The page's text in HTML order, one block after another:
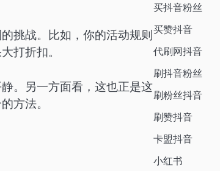
挑战。比如，你的活动规则
打折扣。
。另一方面看，这也正是这
方法。
买抖音粉丝
买赞抖音
代刷网抖音
刷抖音粉丝
刷粉丝抖音
刷赞抖音
卡盟抖音
小红书